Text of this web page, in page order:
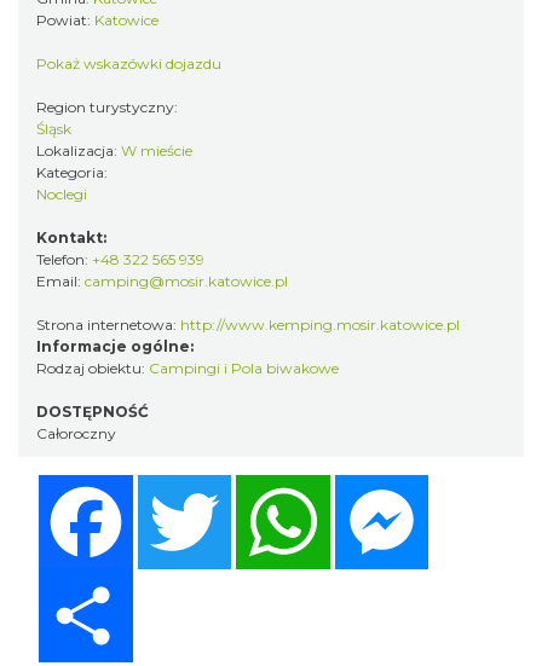
Powiat: Katowice
Pokaż wskazówki dojazdu
Region turystyczny:
Śląsk
Lokalizacja: W mieście
Kategoria:
Noclegi
Kontakt:
Telefon: +48 322 565 939
Email: camping@mosir.katowice.pl
Strona internetowa: http://www.kemping.mosir.katowice.pl
Informacje ogólne:
Rodzaj obiektu: Campingi i Pola biwakowe
DOSTĘPNOŚĆ
Całoroczny
Twitter WhatsApp